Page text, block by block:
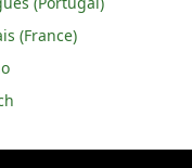
(France)